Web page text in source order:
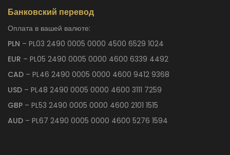
Банковский перевод
Оплата в вашей валюте:
PLN – PL03 2490 0005 0000 4500 6529 1024
EUR – PL05 2490 0005 0000 4600 6339 4492
CAD – PL46 2490 0005 0000 4600 9412 9368
USD – PL48 2490 0005 0000 4600 3111 7259
GBP – PL53 2490 0005 0000 4600 2101 1515
AUD – PL67 2490 0005 0000 4600 5276 1594